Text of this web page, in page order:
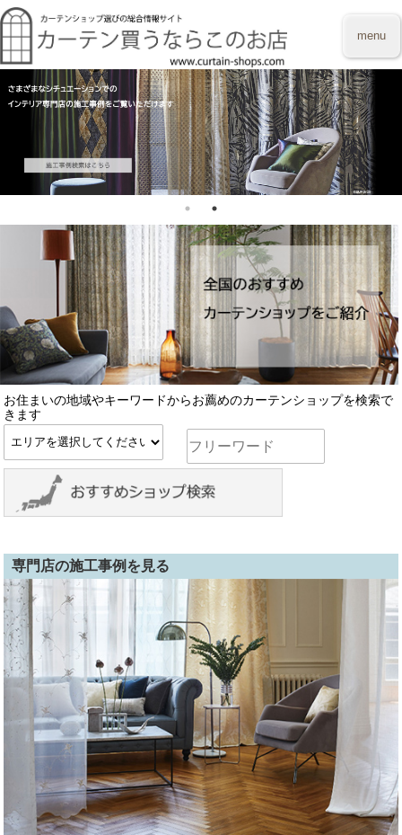
menu
お住まいの地域やキーワードからお薦めのカーテンショップを検索で
きます
専門店の施工事例を見る